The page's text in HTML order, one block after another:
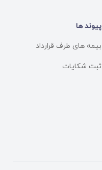
پیوند ها
بیمه های طرف قرارداد
ثبت شکایات